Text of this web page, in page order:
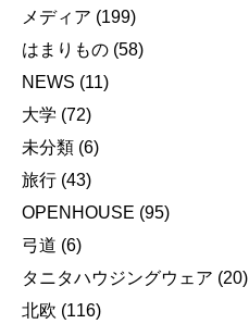
メディア (199)
はまりもの (58)
NEWS (11)
大学 (72)
未分類 (6)
旅行 (43)
OPENHOUSE (95)
弓道 (6)
タニタハウジングウェア (20)
北欧 (116)